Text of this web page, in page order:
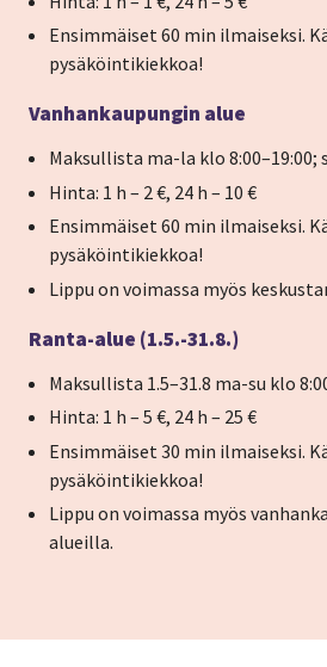
Ensimmäiset 60 min ilmaiseksi.
pysäköintikiekkoa!
Vanhankaupungin alue
Maksullista ma-la klo 8:00–19:00;
Hinta: 1 h – 2 €, 24 h – 10 €
Ensimmäiset 60 min ilmaiseksi.
pysäköintikiekkoa!
Lippu on voimassa myös
Ranta-alue (1.5.-31.8.)
Maksullista 1.5–31.8 ma-su klo
Hinta: 1 h – 5 €, 24 h – 25 €
Ensimmäiset 30 min ilmaiseksi.
pysäköintikiekkoa!
Lippu on voimassa myös
alueilla.